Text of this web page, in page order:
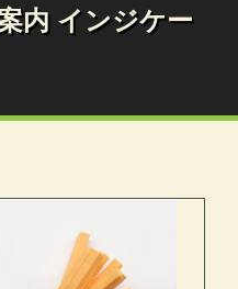
内 インジケー